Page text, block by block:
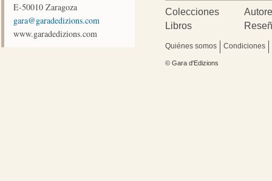
E-50010 Zaragoza
moc.snoizidedarag@arag
www.garadedizions.com
Colecciones
Libros
Quiénes somos Condiciones
© Gara d'Edizions